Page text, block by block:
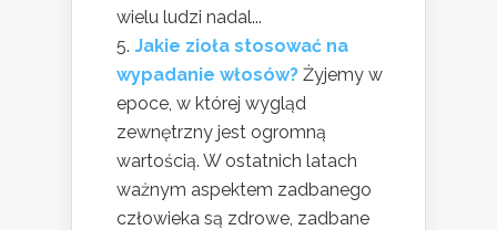
wielu ludzi nadal...
Jakie zioła stosować na
wypadanie włosów? Żyjemy w
epoce, w której wygląd
zewnętrzny jest ogromną
wartością. W ostatnich latach
ważnym aspektem zadbanego
człowieka są zdrowe, zadbane